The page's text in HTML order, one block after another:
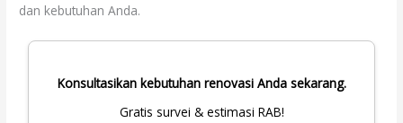
dan kebutuhan Anda.
Konsultasikan kebutuhan renovasi Anda sekarang.
Gratis survei & estimasi RAB!